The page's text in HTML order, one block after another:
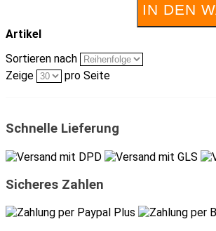
IN DEN
Artikel
Sortieren nach
Zeige
pro Seite
Schnelle Lieferung
Sicheres Zahlen